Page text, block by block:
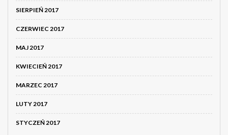
SIERPIEŃ 2017
CZERWIEC 2017
MAJ 2017
KWIECIEŃ 2017
MARZEC 2017
LUTY 2017
STYCZEŃ 2017